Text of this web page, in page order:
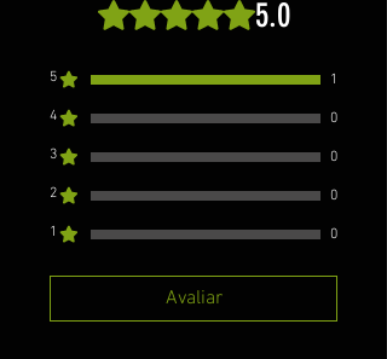
Rated 5 out of 5 stars.
5.0
5 1
4 0
3 0
2 0
1 0
Avaliar